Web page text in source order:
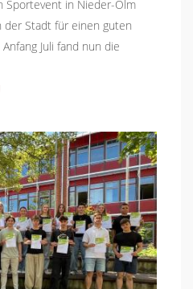
Sportevent in Nieder-Olm
der Stadt für einen guten
Juli fand nun die